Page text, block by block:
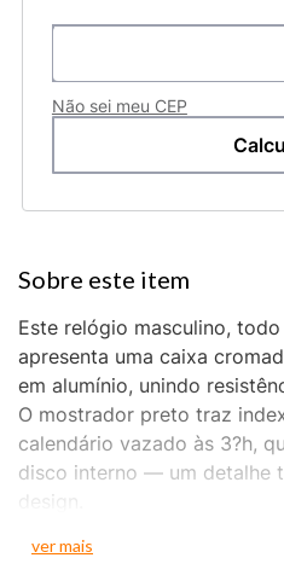
Não sei meu CEP
Este relógio masculino,
apresenta uma caixa
em alumínio, unindo
O mostrador preto traz
calendário vazado às 3?h,
disco interno — um detalhe
design.
conforto e segurança.
ver mais